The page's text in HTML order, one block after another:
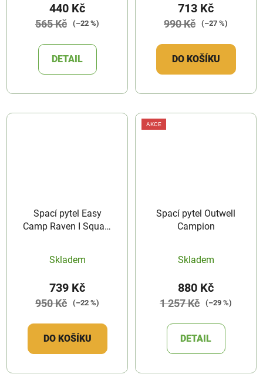
440 Kč
565 Kč (–22 %)
DETAIL
713 Kč
990 Kč (–27 %)
DO KOŠÍKU
Spací pytel Easy
Camp Raven I Square
Skladem
739 Kč
950 Kč (–22 %)
DO KOŠÍKU
AKCE
Spací pytel Outwell
Campion
Skladem
880 Kč
1 257 Kč (–29 %)
DETAIL